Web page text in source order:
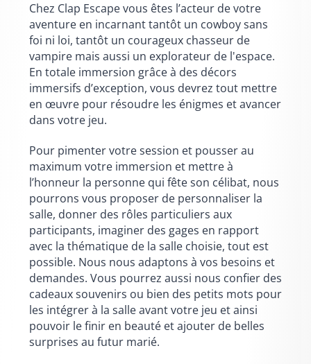
Chez Clap Escape vous êtes l’acteur de votre
aventure en incarnant tantôt un cowboy sans
foi ni loi, tantôt un courageux chasseur de
vampire mais aussi un explorateur de l'espace.
En totale immersion grâce à des décors
immersifs d’exception, vous devrez tout mettre
en œuvre pour résoudre les énigmes et avancer
dans votre jeu.
Pour pimenter votre session et pousser au
maximum votre immersion et mettre à
l’honneur la personne qui fête son célibat, nous
pourrons vous proposer de personnaliser la
salle, donner des rôles particuliers aux
participants, imaginer des gages en rapport
avec la thématique de la salle choisie, tout est
possible. Nous nous adaptons à vos besoins et
demandes. Vous pourrez aussi nous confier des
cadeaux souvenirs ou bien des petits mots pour
les intégrer à la salle avant votre jeu et ainsi
pouvoir le finir en beauté et ajouter de belles
surprises au futur marié.